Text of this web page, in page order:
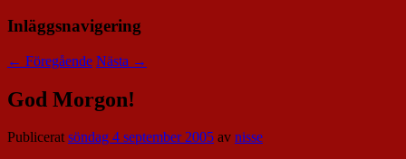
Inläggsnavigering
← Föregående Nästa →
God Morgon!
Publiceratsöndag 4 september 2005 av nisse